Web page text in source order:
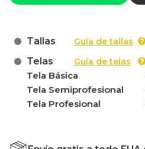
Tallas Guía de tallas
Telas Guía de telas
Tela Básica
Tela Semiprofesional
Tela Profesional